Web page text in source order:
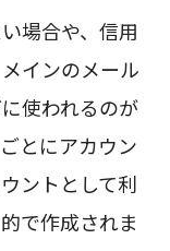
場合や、信用
インのメール
使われるのが
とにアカウン
ントとして利
で作成されま